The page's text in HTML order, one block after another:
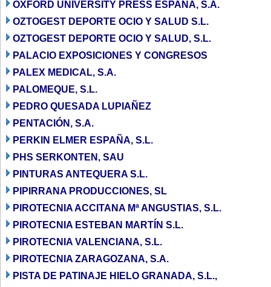
OXFORD UNIVERSITY PRESS ESPAÑA, S.A.
OZTOGEST DEPORTE OCIO Y SALUD S.L.
OZTOGEST DEPORTE OCIO Y SALUD, S.L.
PALACIO EXPOSICIONES Y CONGRESOS
PALEX MEDICAL, S.A.
PALOMEQUE, S.L.
PEDRO QUESADA LUPIAÑEZ
PENTACIÓN, S.A.
PERKIN ELMER ESPAÑA, S.L.
PHS SERKONTEN, SAU
PINTURAS ANTEQUERA S.L.
PIPIRRANA PRODUCCIONES, SL
PIROTECNIA ACCITANA Mª ANGUSTIAS, S.L.
PIROTECNIA ESTEBAN MARTÍN S.L.
PIROTECNIA VALENCIANA, S.L.
PIROTECNIA ZARAGOZANA, S.A.
PISTA DE PATINAJE HIELO GRANADA, S.L.,